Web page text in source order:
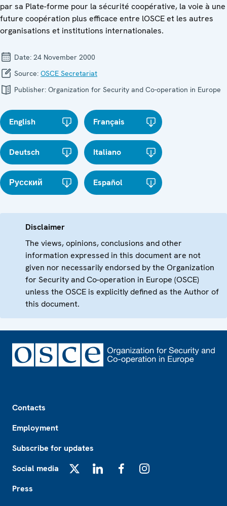
par sa Plate-forme pour la sécurité coopérative, la voie à une
future coopération plus efficace entre lOSCE et les autres
organisations et institutions internationales.
Date: 24 November 2000
Source: OSCE Secretariat
Publisher: Organization for Security and Co-operation in Europe
English Français
Deutsch Italiano
Русский Español
Disclaimer
The views, opinions, conclusions and other
information expressed in this document are not
given nor necessarily endorsed by the Organization
for Security and Co-operation in Europe (OSCE)
unless the OSCE is explicitly defined as the Author of
this document.
Contacts
Employment
Subscribe for updates
Social media
Press